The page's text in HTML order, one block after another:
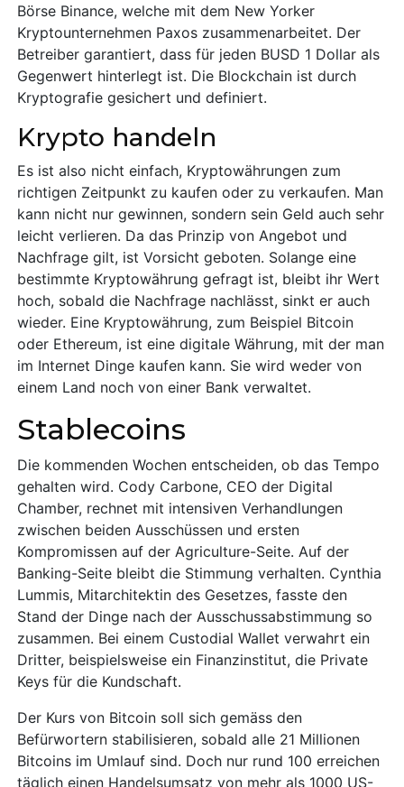
Börse Binance, welche mit dem New Yorker
Kryptounternehmen Paxos zusammenarbeitet. Der
Betreiber garantiert, dass für jeden BUSD 1 Dollar als
Gegenwert hinterlegt ist. Die Blockchain ist durch
Kryptografie gesichert und definiert.
Krypto handeln
Es ist also nicht einfach, Kryptowährungen zum
richtigen Zeitpunkt zu kaufen oder zu verkaufen. Man
kann nicht nur gewinnen, sondern sein Geld auch sehr
leicht verlieren. Da das Prinzip von Angebot und
Nachfrage gilt, ist Vorsicht geboten. Solange eine
bestimmte Kryptowährung gefragt ist, bleibt ihr Wert
hoch, sobald die Nachfrage nachlässt, sinkt er auch
wieder. Eine Kryptowährung, zum Beispiel Bitcoin
oder Ethereum, ist eine digitale Währung, mit der man
im Internet Dinge kaufen kann. Sie wird weder von
einem Land noch von einer Bank verwaltet.
Stablecoins
Die kommenden Wochen entscheiden, ob das Tempo
gehalten wird. Cody Carbone, CEO der Digital
Chamber, rechnet mit intensiven Verhandlungen
zwischen beiden Ausschüssen und ersten
Kompromissen auf der Agriculture-Seite. Auf der
Banking-Seite bleibt die Stimmung verhalten. Cynthia
Lummis, Mitarchitektin des Gesetzes, fasste den
Stand der Dinge nach der Ausschussabstimmung so
zusammen. Bei einem Custodial Wallet verwahrt ein
Dritter, beispielsweise ein Finanzinstitut, die Private
Keys für die Kundschaft.
Der Kurs von Bitcoin soll sich gemäss den
Befürwortern stabilisieren, sobald alle 21 Millionen
Bitcoins im Umlauf sind. Doch nur rund 100 erreichen
täglich einen Handelsumsatz von mehr als 1000 US-